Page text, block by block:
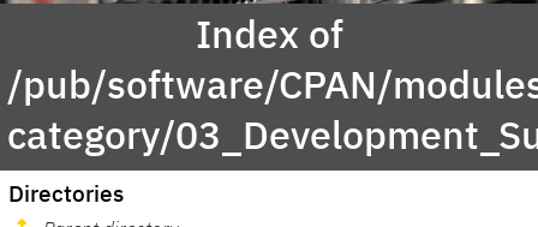
Index of
/pub/software/CPAN/
category/
Directories